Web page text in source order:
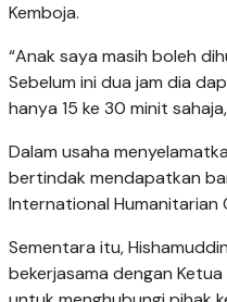
Kemboja.
“Anak saya masih boleh
Sebelum ini dua jam dia
hanya 15 ke 30 minit
Dalam usaha
bertindak mendapatkan
International Humanitarian
Sementara itu,
bekerjasama dengan